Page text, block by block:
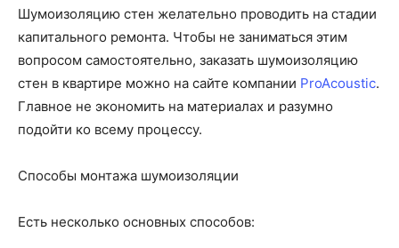
Шумоизоляцию стен желательно проводить на стадии
капитального ремонта. Чтобы не заниматься этим
вопросом самостоятельно, заказать шумоизоляцию
стен в квартире можно на сайте компании ProAcoustic.
Главное не экономить на материалах и разумно
подойти ко всему процессу.
Способы монтажа шумоизоляции
Есть несколько основных способов: